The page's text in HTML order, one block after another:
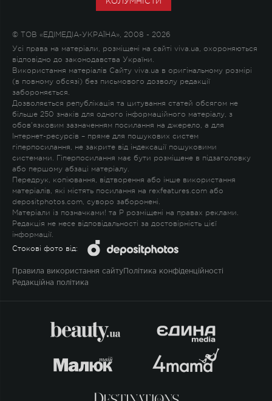
© ТОВ «ЕДІМЕДІА-УКРАЇНА», 2008 - 2026
Усі права на матеріали, розміщені на сайті viva.ua, охороняються
відповідно до законодавства України.
Використання матеріалів Сайту viva.ua в оригінальному розмірі
(в повному обсязі) без письмового дозволу редакції
забороняється.
Дозволяється републікація та цитування статей обсягом не
більше 250 знаків для одного інформаційного матеріалу, з
обов'язковим зазначенням посилання на джерело, а для
Інтернет-ресурсів – пряме для пошукових систем
гіперпосилання, не закрите від індексації пошуковими
системами. Гіперпосилання має бути розміщене в підзаголовку
або першому абзаці матеріалу.
Передрук, копіювання, відтворення або інше використання
матеріалів, які містять посилання на rexfeatures.com або
depositphotos.com, суворо заборонені.
Матеріали із позначками! та P розміщені на правах реклами.
Редакція не несе відповідальності за достовірність цієї
інформації.
Стокові фото від:
Правила використання сайту Політика конфіденційності
Редакційна політика